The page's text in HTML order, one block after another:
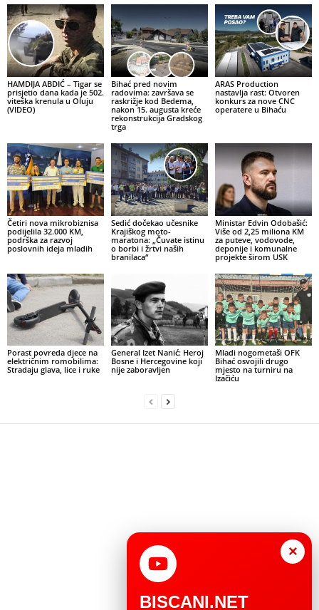
HAMDIJA ABDIĆ – Tigar se
prisjetio dana kada je 502.
viteška krenula u Oluju
(VIDEO)
Bihać pred novim
radovima: završava se
raskrižje kod Bedema,
nakon 15. augusta kreće
rekonstrukcija Gradskog
trga
ARAS Production
nastavlja rast: Otvoren
konkurs za nove CNC
operatere u Bihaću
Četiri nova mikrobiznisa
podijelila 32.000 KM,
podrška za razvoj
poslovnih ideja mladih
Sedić dočekao učesnike
Krajiškog moto-
maratona: „Čuvate istinu
o borbi i žrtvi naših
branilaca“
Ministar Edvin Odobašić:
Više od 2,25 miliona KM
za puteve, vodovode,
deponije i komunalne
projekte širom USK
Porast povreda djece na
električnim romobilima:
Stradaju glava, lice i ruke
General Izet Nanić: Heroj
Bosne i Hercegovine koji
nije zaboravljen
Mladi nogometaši OFK
Bihać osvojili drugo
mjesto na turniru na
Izačiću
×
BISCANI.NET